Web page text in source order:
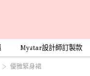
Mystar設計師訂製款
優雅緊身裙